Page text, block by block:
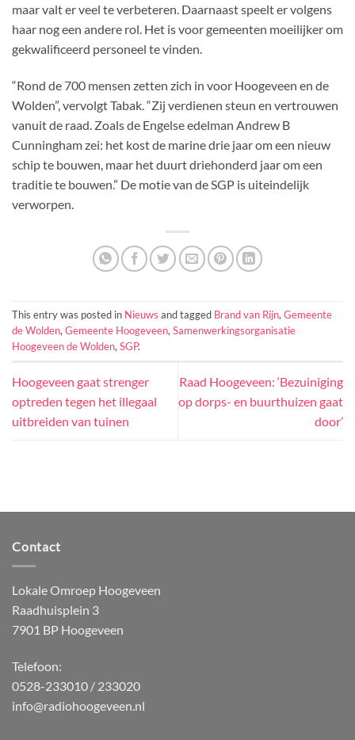
maar valt er veel te verbeteren. Daarnaast speelt er volgens
haar nog een andere rol. Het is voor gemeenten moeilijker om
gekwalificeerd personeel te vinden.
“Rond de 700 mensen zetten zich in voor Hoogeveen en de
Wolden”, vervolgt Tabak. “Zij verdienen steun en vertrouwen
vanuit de raad. Zoals de Engelse edelman Andrew B
Cunningham zei: het kost de marine drie jaar om een nieuw
schip te bouwen, maar het duurt driehonderd jaar om een
traditie te bouwen.” De motie van de SGP is uiteindelijk
verworpen.
This entry was posted in Nieuws and tagged Brand van Rijn, Gemeente
de Wolden, Gemeente Hoogeveen, Samenwerkingsorganisatie
Hoogeveen de Wolden, SGP.
Hoogeveen gaat strenger
optreden tegen het illegaal
uitbreiden van tuinen
Raad Hoogeveen: ‘Bezuiniging
op dorps- en buurthuizen gaat
door’
Contact
Lokale Omroep Hoogeveen
Raadhuisplein 3
7901 BP Hoogeveen
Telefoon:
0528-233010 / 233020
info@radiohoogeveen.nl